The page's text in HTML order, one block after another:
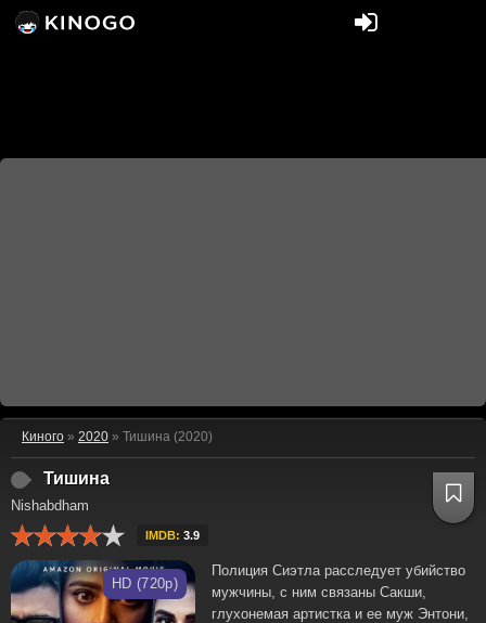
Киного » 2020 » Тишина (2020)
Тишина
Nishabdham
IMDB: 3.9
HD (720p)
Полиция Сиэтла расследует убийство
мужчины, с ним связаны Сакши,
глухонемая артистка и ее муж Энтони,